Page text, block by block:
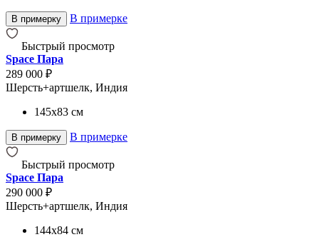
В примерку В примерке
Быстрый просмотр
Space Пара
289 000 ₽
Шерсть+артшелк, Индия
145x83 см
В примерку В примерке
Быстрый просмотр
Space Пара
290 000 ₽
Шерсть+артшелк, Индия
144x84 см